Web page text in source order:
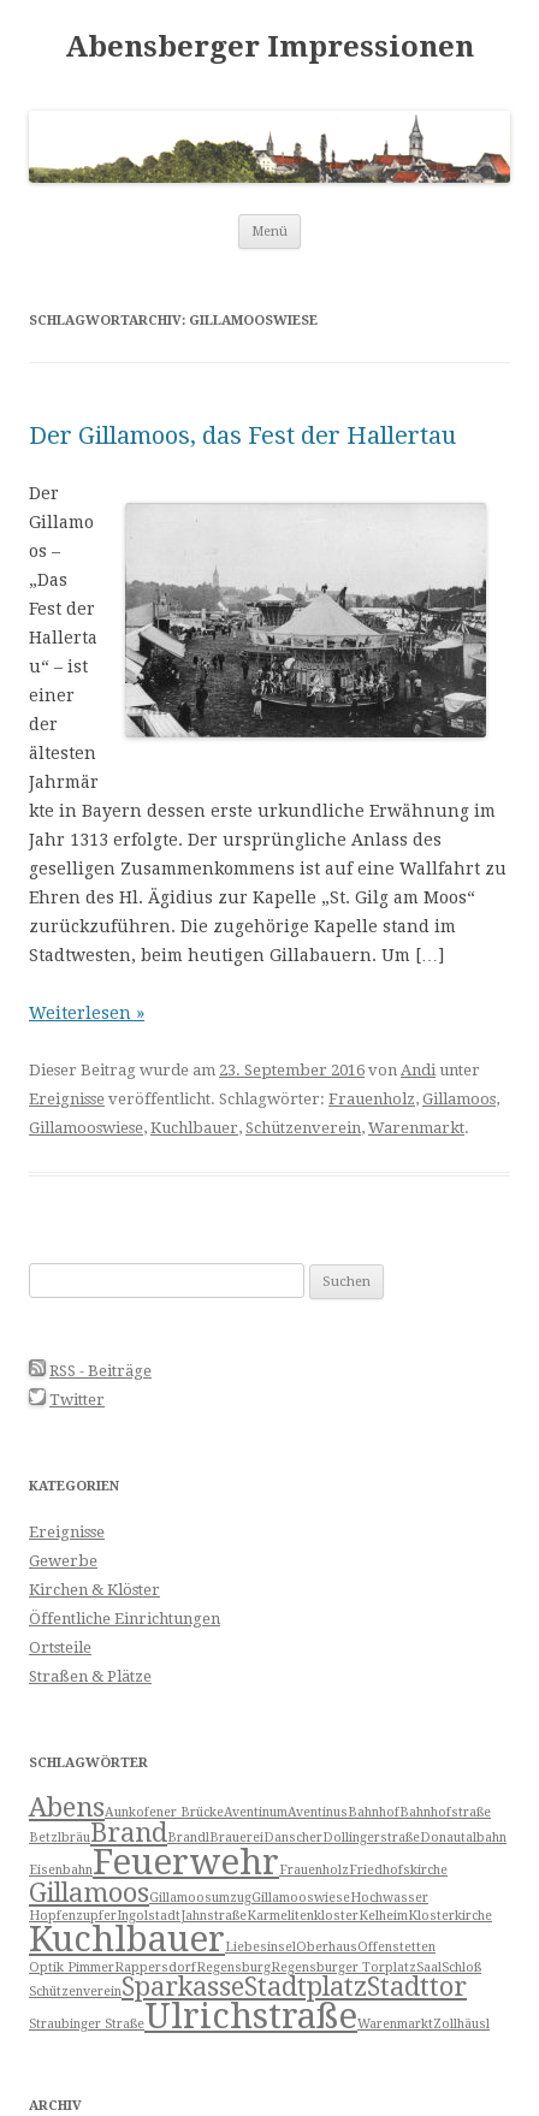
Abensberger Impressionen
Menü
SCHLAGWORTARCHIV: GILLAMOOSWIESE
Der Gillamoos, das Fest der Hallertau
Der
Gillamo
os –
„Das
Fest der
Hallerta
u“ – ist
einer
der
ältesten
Jahrmär
kte in Bayern dessen erste urkundliche Erwähnung im
Jahr 1313 erfolgte. Der ursprüngliche Anlass des
geselligen Zusammenkommens ist auf eine Wallfahrt zu
Ehren des Hl. Ägidius zur Kapelle „St. Gilg am Moos“
zurückzuführen. Die zugehörige Kapelle stand im
Stadtwesten, beim heutigen Gillabauern. Um […]
Weiterlesen »
Dieser Beitrag wurde am 23. September 2016 von Andiunter
Ereignisse veröffentlicht. Schlagwörter: Frauenholz, Gillamoos,
Gillamooswiese, Kuchlbauer, Schützenverein, Warenmarkt.
RSS - Beiträge
Twitter
KATEGORIEN
Ereignisse
Gewerbe
Kirchen & Klöster
Öffentliche Einrichtungen
Ortsteile
Straßen & Plätze
SCHLAGWÖRTER
AbensAunkofener BrückeAventinumAventinusBahnhofBahnhofstraße
BetzlbräuBrandBrandlBrauereiDanscherDollingerstraßeDonautalbahn
EisenbahnFeuerwehrFrauenholzFriedhofskirche
GillamoosGillamoosumzugGillamooswieseHochwasser
HopfenzupferIngolstadtJahnstraßeKarmelitenklosterKelheimKlosterkirche
KuchlbauerLiebesinselOberhausOffenstetten
Optik PimmerRappersdorfRegensburgRegensburger TorplatzSaalSchloß
SchützenvereinSparkasseStadtplatzStadttor
Straubinger StraßeUlrichstraßeWarenmarktZollhäusl
ARCHIV